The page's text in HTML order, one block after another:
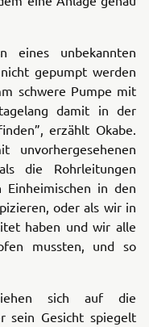
eines unbekannten
gepumpt werden
schwere Pumpe mit
damit in der
erzählt Okabe.
die Rohrleitungen
in den
oder als wir in
haben und wir alle
mussten, und so
sich auf die
sein Gesicht spiegelt